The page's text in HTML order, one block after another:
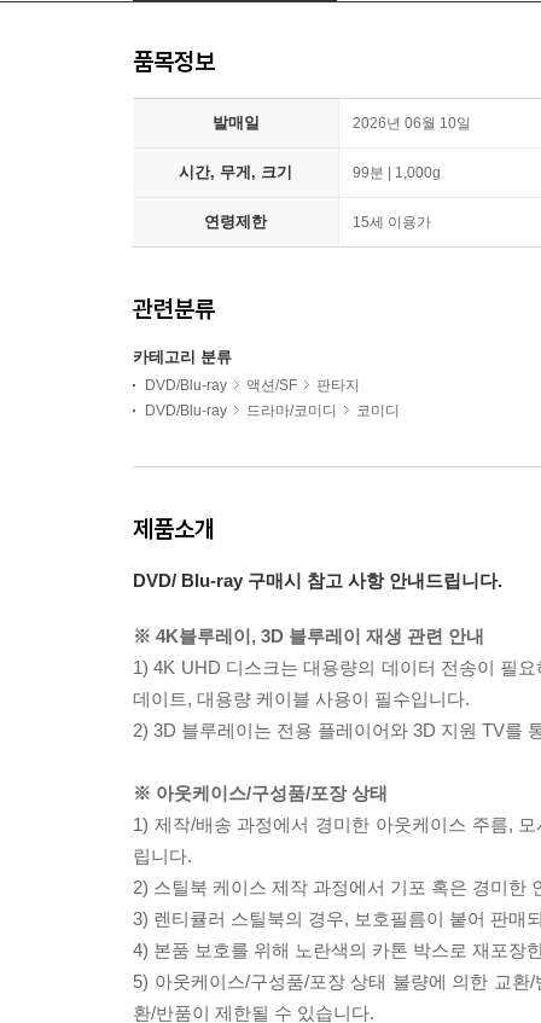
품목정보
발매일 2026년 06월 10일
시간, 무게, 크기 99분 | 1,000g
연령제한 15세 이용가
관련분류
카테고리 분류
DVD/Blu-ray 액션/SF
판타지
DVD/Blu-ray
드라마/코미디 코미디
제품소개
DVD/ Blu-ray 구매시 참고 사항 안내드립니다.
※ 4K블루레이, 3D 블루레이 재생 관련 안내
1) 4K UHD 디스크는 대용량의 데이터 전송이 필
데이트, 대용량 케이블 사용이 필수입니다.
2) 3D 블루레이는 전용 플레이어와 3D 지원 TV를
※ 아웃케이스/구성품/포장 상태
1) 제작/배송 과정에서 경미한 아웃케이스 주름,
립니다.
2) 스틸북 케이스 제작 과정에서 기포 혹은 경미한
3) 렌티큘러 스틸북의 경우, 보호필름이 붙어 판매
4) 본품 보호를 위해 노란색의 카톤 박스로 재포장
5) 아웃케이스/구성품/포장 상태 불량에 의한 교
환/반품이 제한될 수 있습니다.